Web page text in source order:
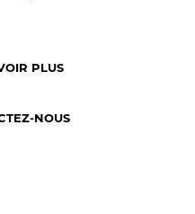
PLUS
NOUS